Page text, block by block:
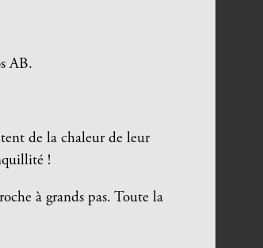
AB.
de la chaleur de leur
!
à grands pas. Toute la